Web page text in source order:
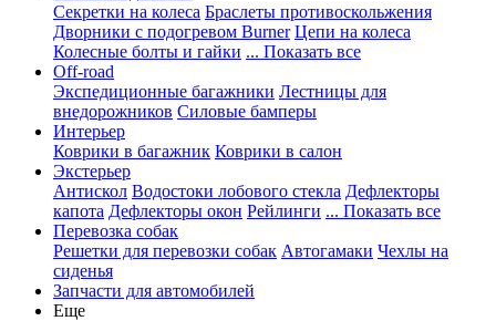
Секретки на колеса Браслеты противоскольжения
Дворники с подогревом Burner Цепи на колеса
Колесные болты и гайки ... Показать все
Off-road
Экспедиционные багажники Лестницы для
внедорожников Силовые бамперы
Интерьер
Коврики в багажник Коврики в салон
Экстерьер
Антискол Водостоки лобового стекла Дефлекторы
капота Дефлекторы окон Рейлинги ... Показать все
Перевозка собак
Решетки для перевозки собак Автогамаки Чехлы на
сиденья
Запчасти для автомобилей
Еще